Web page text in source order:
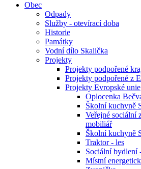
Obec
Odpady
Služby - otevírací doba
Historie
Památky
Vodní dílo Skalička
Projekty
Projekty podpořené
Projekty podpořené z
Projekty Evropské unie
Oplocenka
Školní kuchyně
Veřejné sociální
mobiliář
Školní kuchyně
Traktor - les
Sociální bydlení
Místní